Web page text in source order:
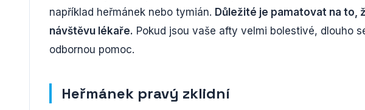
například heřmánek nebo tymián. Důležité je pamatovat na to,
návštěvu lékaře. Pokud jsou vaše afty velmi bolestivé, dlouho
odbornou pomoc.
Heřmánek pravý zklidní